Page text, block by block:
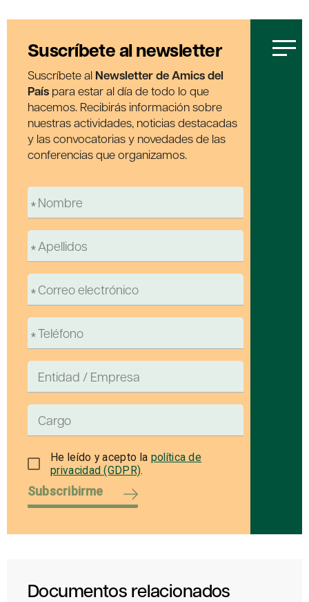
Suscríbete al newsletter
Suscríbete al Newsletter de Amics del
País para estar al día de todo lo que
hacemos. Recibirás información sobre
nuestras actividades, noticias destacadas
y las convocatorias y novedades de las
conferencias que organizamos.
He leído y acepto la política de
privacidad (GDPR).
Subscribirme
Documentos relacionados